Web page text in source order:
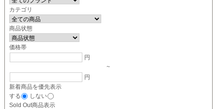
カテゴリ
商品状態
価格帯
円
~
円
新着商品を優先表示
する
しない
Sold Out商品表示